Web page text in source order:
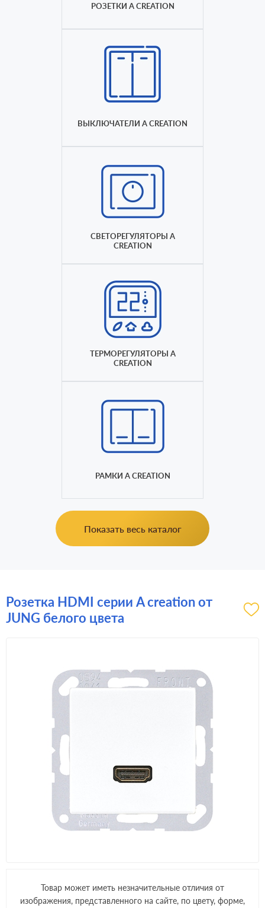
РОЗЕТКИ A CREATION
ВЫКЛЮЧАТЕЛИ A CREATION
СВЕТОРЕГУЛЯТОРЫ A
CREATION
ТЕРМОРЕГУЛЯТОРЫ A
CREATION
РАМКИ A CREATION
Показать весь каталог
Розетка HDMI серии A creation от
JUNG белого цвета
Товар может иметь незначительные отличия от
изображения, представленного на сайте, по цвету, форме,